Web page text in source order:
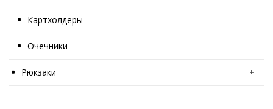
Картхолдеры
Очечники
Рюкзаки +